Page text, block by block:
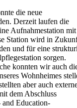
die neue
Derzeit laufen die
Aufnahmestation
Station wird in
und für eine
sorgen.
konnten wir auch
Wohnheimes
aber auch
dem Abschluss
Education-